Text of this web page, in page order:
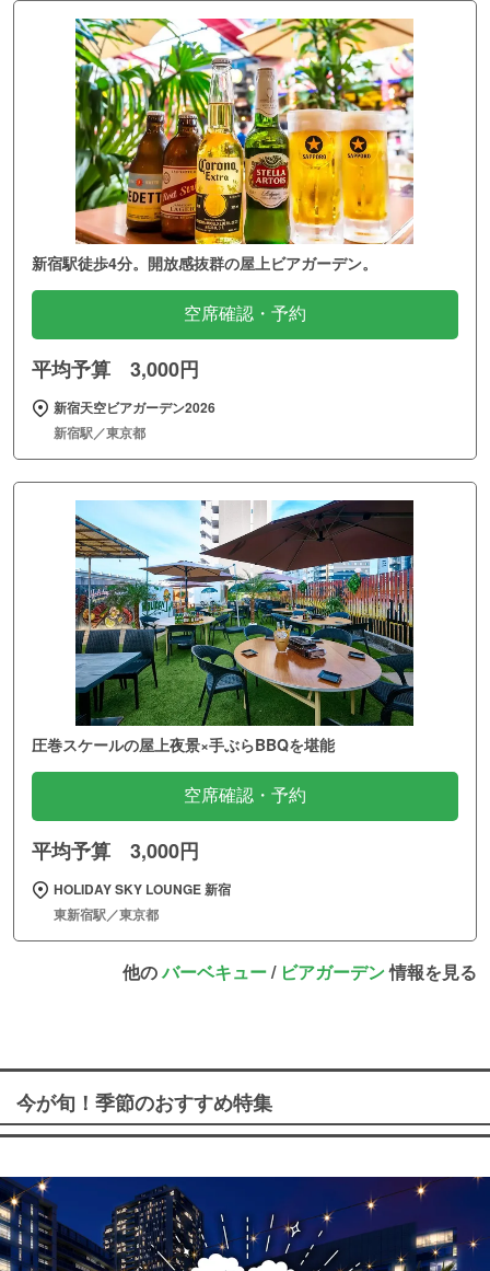
新宿駅徒歩4分。開放感抜群の屋上ビアガーデン。
空席確認・予約
平均予算 3,000円
新宿天空ビアガーデン2026
新宿駅／東京都
圧巻スケールの屋上夜景×手ぶらBBQを堪能
空席確認・予約
平均予算 3,000円
HOLIDAY SKY LOUNGE 新宿
東新宿駅／東京都
他のバーベキュー/ ビアガーデン情報を見る
今が旬！季節のおすすめ特集